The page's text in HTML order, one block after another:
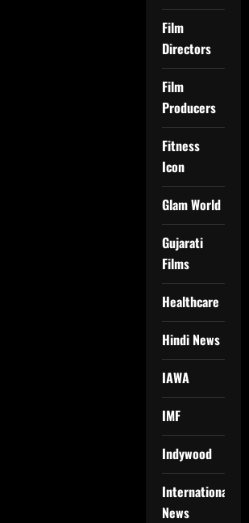
Film
Directors
Film
Producers
Fitness
Icon
Glam World
Gujarati
Films
Healthcare
Hindi News
IAWA
IMF
Indywood
International
News